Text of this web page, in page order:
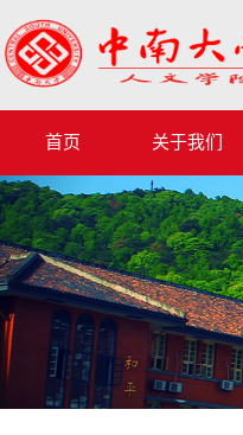
首页 关于我们